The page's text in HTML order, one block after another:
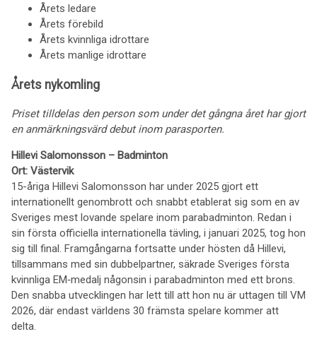
Årets ledare
Årets förebild
Årets kvinnliga idrottare
Årets manlige idrottare
Årets nykomling
Priset tilldelas den person som under det gångna året har gjort
en anmärkningsvärd debut inom parasporten.
Hillevi Salomonsson – Badminton
Ort: Västervik
15-åriga Hillevi Salomonsson har under 2025 gjort ett
internationellt genombrott och snabbt etablerat sig som en av
Sveriges mest lovande spelare inom parabadminton. Redan i
sin första officiella internationella tävling, i januari 2025, tog hon
sig till final. Framgångarna fortsatte under hösten då Hillevi,
tillsammans med sin dubbelpartner, säkrade Sveriges första
kvinnliga EM‑medalj någonsin i parabadminton med ett brons.
Den snabba utvecklingen har lett till att hon nu är uttagen till VM
2026, där endast världens 30 främsta spelare kommer att
delta.